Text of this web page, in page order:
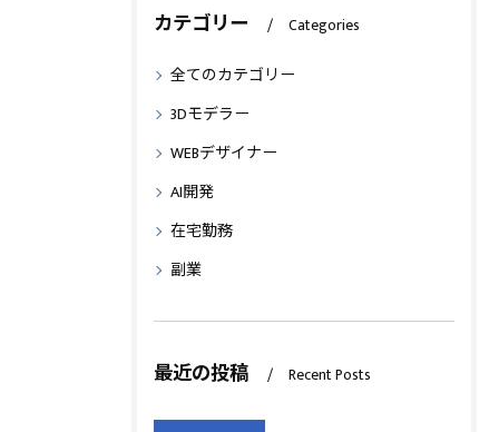
カテゴリー Categories
全てのカテゴリー
3Dモデラー
WEBデザイナー
AI開発
在宅勤務
副業
最近の投稿 Recent Posts